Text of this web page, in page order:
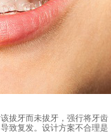
拔牙而未拔牙，强行将牙齿
致复发。设计方案不合理是